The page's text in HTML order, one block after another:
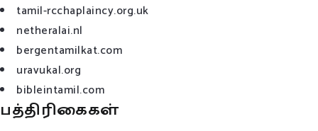
tamil-rcchaplaincy.org.uk
netheralai.nl
bergentamilkat.com
uravukal.org
bibleintamil.com
பத்திரிகைகள்